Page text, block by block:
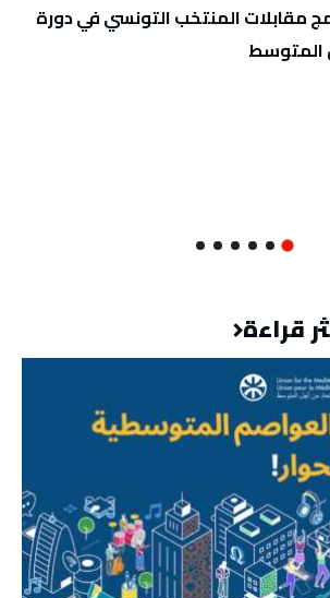
مقابلات المنتخب التونسي في دورة
المتوسط
قراءة